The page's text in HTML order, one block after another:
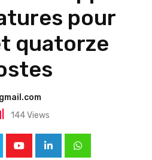
pour
quatorze
144Views
LinkedInWhatsapp